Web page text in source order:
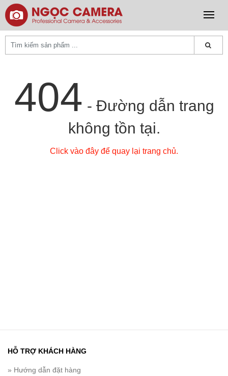
404 - Đường dẫn trang
không tồn tại.
Click vào đây để quay lại trang chủ.
HỖ TRỢ KHÁCH HÀNG
» Hướng dẫn đặt hàng